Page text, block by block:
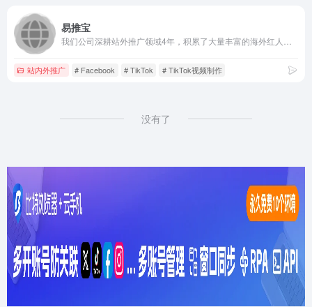
易推宝
站内外推广 # Facebook # TikTok # TikTok视频制作
没有了